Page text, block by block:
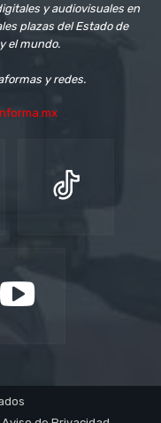
y audiovisuales en
plazas del Estado de
el mundo.
y redes.